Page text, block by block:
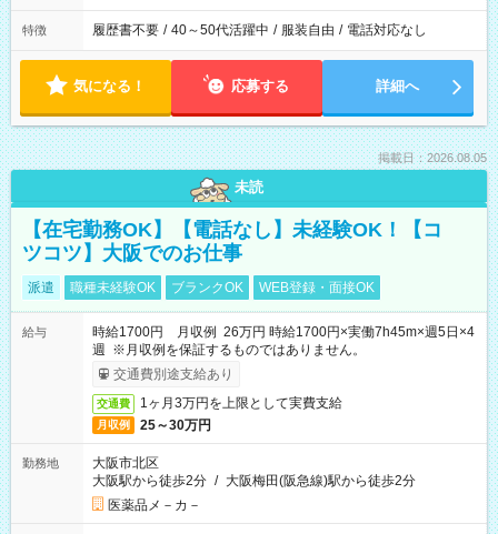
特徴 履歴書不要 / 40～50代活躍中 / 服装自由 / 電話対応なし
気になる！ 応募する 詳細へ
掲載日：2026.08.05
未読
【在宅勤務OK】【電話なし】未経験OK！【コ
ツコツ】大阪でのお仕事
派遣 職種未経験OK ブランクOK WEB登録・面接OK
給与
時給1700円 月収例 26万円 時給1700円×実働7h45m×週5日×4
週 ※月収例を保証するものではありません。
交通費別途支給あり
交通費 1ヶ月3万円を上限として実費支給
月収例 25～30万円
勤務地
大阪市北区
大阪駅から徒歩2分 / 大阪梅田(阪急線)駅から徒歩2分
医薬品メ－カ－